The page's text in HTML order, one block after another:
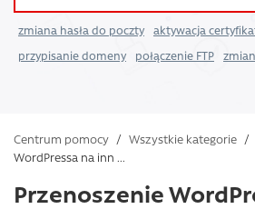
zmiana hasła do poczty
aktywacja
przypisanie domeny
połączenie FTP
Centrum pomocy / Wszystkie kategorie /
WordPressa na inn ...
Przenoszenie